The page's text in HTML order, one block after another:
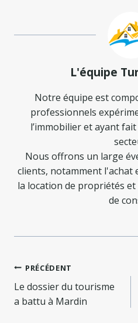
L'équipe
Notre équipe est
professionnels
l’immobilier et ayant
Nous offrons un large
clients, notamment l'achat
la location de propriétés
de
Navigation
de
PRÉCÉDENT
Le dossier du tourisme
a battu à Mardin